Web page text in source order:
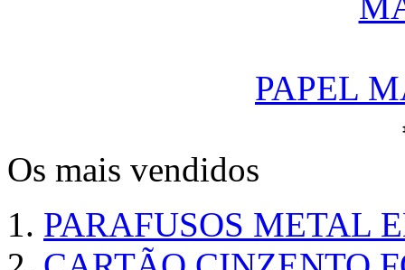
PAPEL
Os mais vendidos
PARAFUSOS METAL